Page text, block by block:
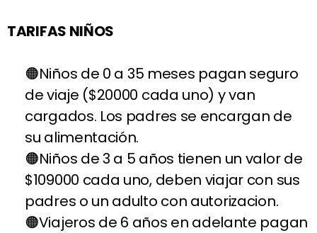
TARIFAS NIÑOS
Niños de 0 a 35 meses pagan seguro
de viaje ($20000 cada uno) y van
cargados. Los padres se encargan de
su alimentación.
Niños de 3 a 5 años tienen un valor de
$109000 cada uno, deben viajar con sus
padres o un adulto con autorizacion.
Viajeros de 6 años en adelante pagan